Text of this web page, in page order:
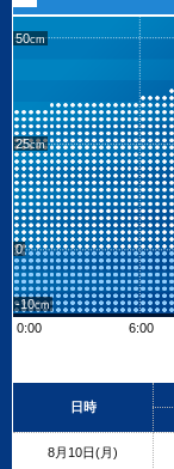
50
25
0
-10
0:00
6:00
+
日時
8月10日(月)